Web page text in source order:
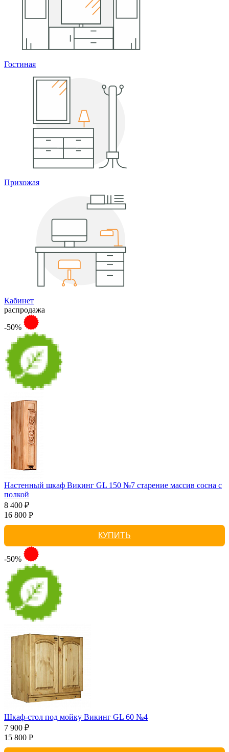
Гостиная
Прихожая
Кабинет
распродажа
-50%
Настенный шкаф Викинг GL 150 №7 старение массив сосна с
полкой
8 400 ₽
16 800 Р
КУПИТЬ
-50%
Шкаф-стол под мойку Викинг GL 60 №4
7 900 ₽
15 800 Р